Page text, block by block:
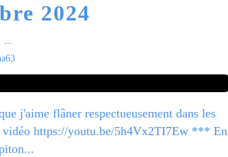
2024
…
j'aime flâner respectueusement dans les
https://youtu.be/5h4Vx2TI7Ew *** En